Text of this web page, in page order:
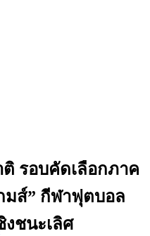
รอบคัดเลือกภาค
มส์” กีฬาฟุตบอล
ชนะเลิศ